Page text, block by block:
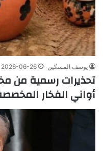
يوسف المسكين 2026-06-26
تحذيرات رسمية من
أواني الفخار